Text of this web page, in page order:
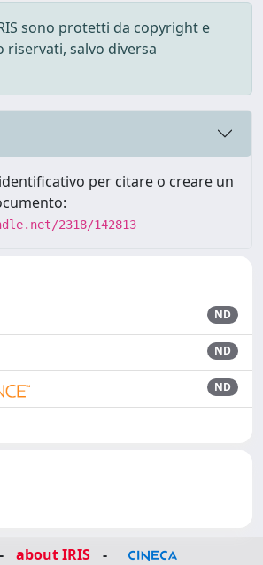
sono protetti da copyright e
salvo diversa
per citare o creare un
2318/142813
ND
ND
ND
- about IRIS -